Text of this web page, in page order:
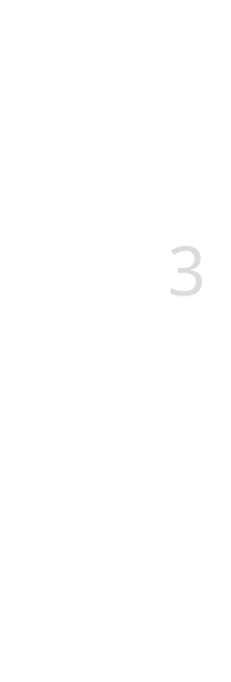
3